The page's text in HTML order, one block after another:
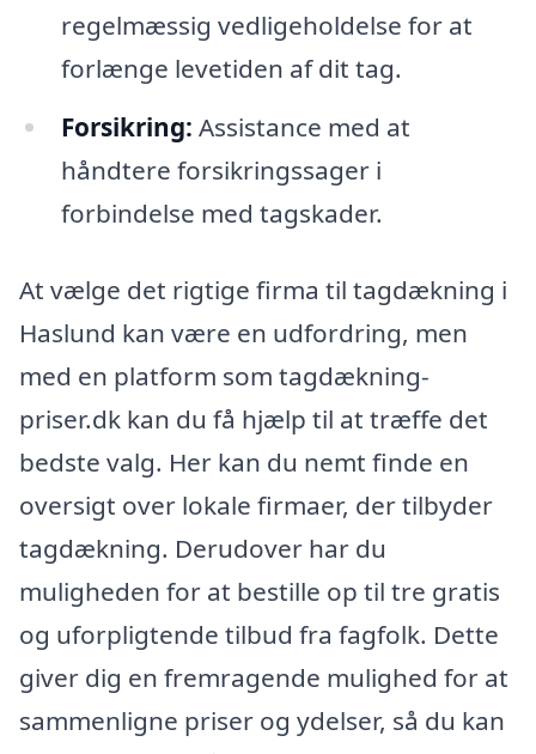
regelmæssig vedligeholdelse for at
forlænge levetiden af dit tag.
Forsikring: Assistance med at
håndtere forsikringssager i
forbindelse med tagskader.
At vælge det rigtige firma til tagdækning i
Haslund kan være en udfordring, men
med en platform som tagdækning-
priser.dk kan du få hjælp til at træffe det
bedste valg. Her kan du nemt finde en
oversigt over lokale firmaer, der tilbyder
tagdækning. Derudover har du
muligheden for at bestille op til tre gratis
og uforpligtende tilbud fra fagfolk. Dette
giver dig en fremragende mulighed for at
sammenligne priser og ydelser, så du kan